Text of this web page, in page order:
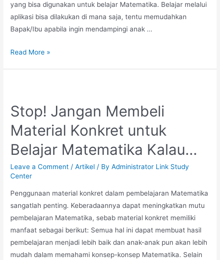
yang bisa digunakan untuk belajar Matematika. Belajar melalui
aplikasi bisa dilakukan di mana saja, tentu memudahkan
Bapak/Ibu apabila ingin mendampingi anak …
5
Mendampingi
Anak
Belajar
Read More »
Stop! Jangan Membeli
Material Konkret untuk
Belajar Matematika Kalau…
Leave a Comment /Artikel / ByAdministrator Link Study
Center
Penggunaan material konkret dalam pembelajaran Matematika
sangatlah penting. Keberadaannya dapat meningkatkan mutu
pembelajaran Matematika, sebab material konkret memiliki
manfaat sebagai berikut: Semua hal ini dapat membuat hasil
pembelajaran menjadi lebih baik dan anak-anak pun akan lebih
mudah dalam memahami konsep-konsep Matematika. Selain